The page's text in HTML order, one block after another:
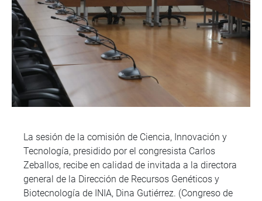
La sesión de la comisión de Ciencia, Innovación y
Tecnología, presidido por el congresista Carlos
Zeballos, recibe en calidad de invitada a la directora
general de la Dirección de Recursos Genéticos y
Biotecnología de INIA, Dina Gutiérrez. (Congreso de